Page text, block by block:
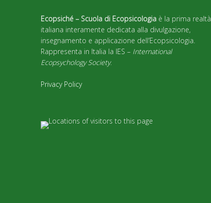
Ecopsiché – Scuola di Ecopsicologia è la prima realtà
italiana interamente dedicata alla divulgazione,
insegnamento e applicazione dell’Ecopsicologia.
Rappresenta in Italia la IES – International
Ecopsychology Society.
Privacy Policy